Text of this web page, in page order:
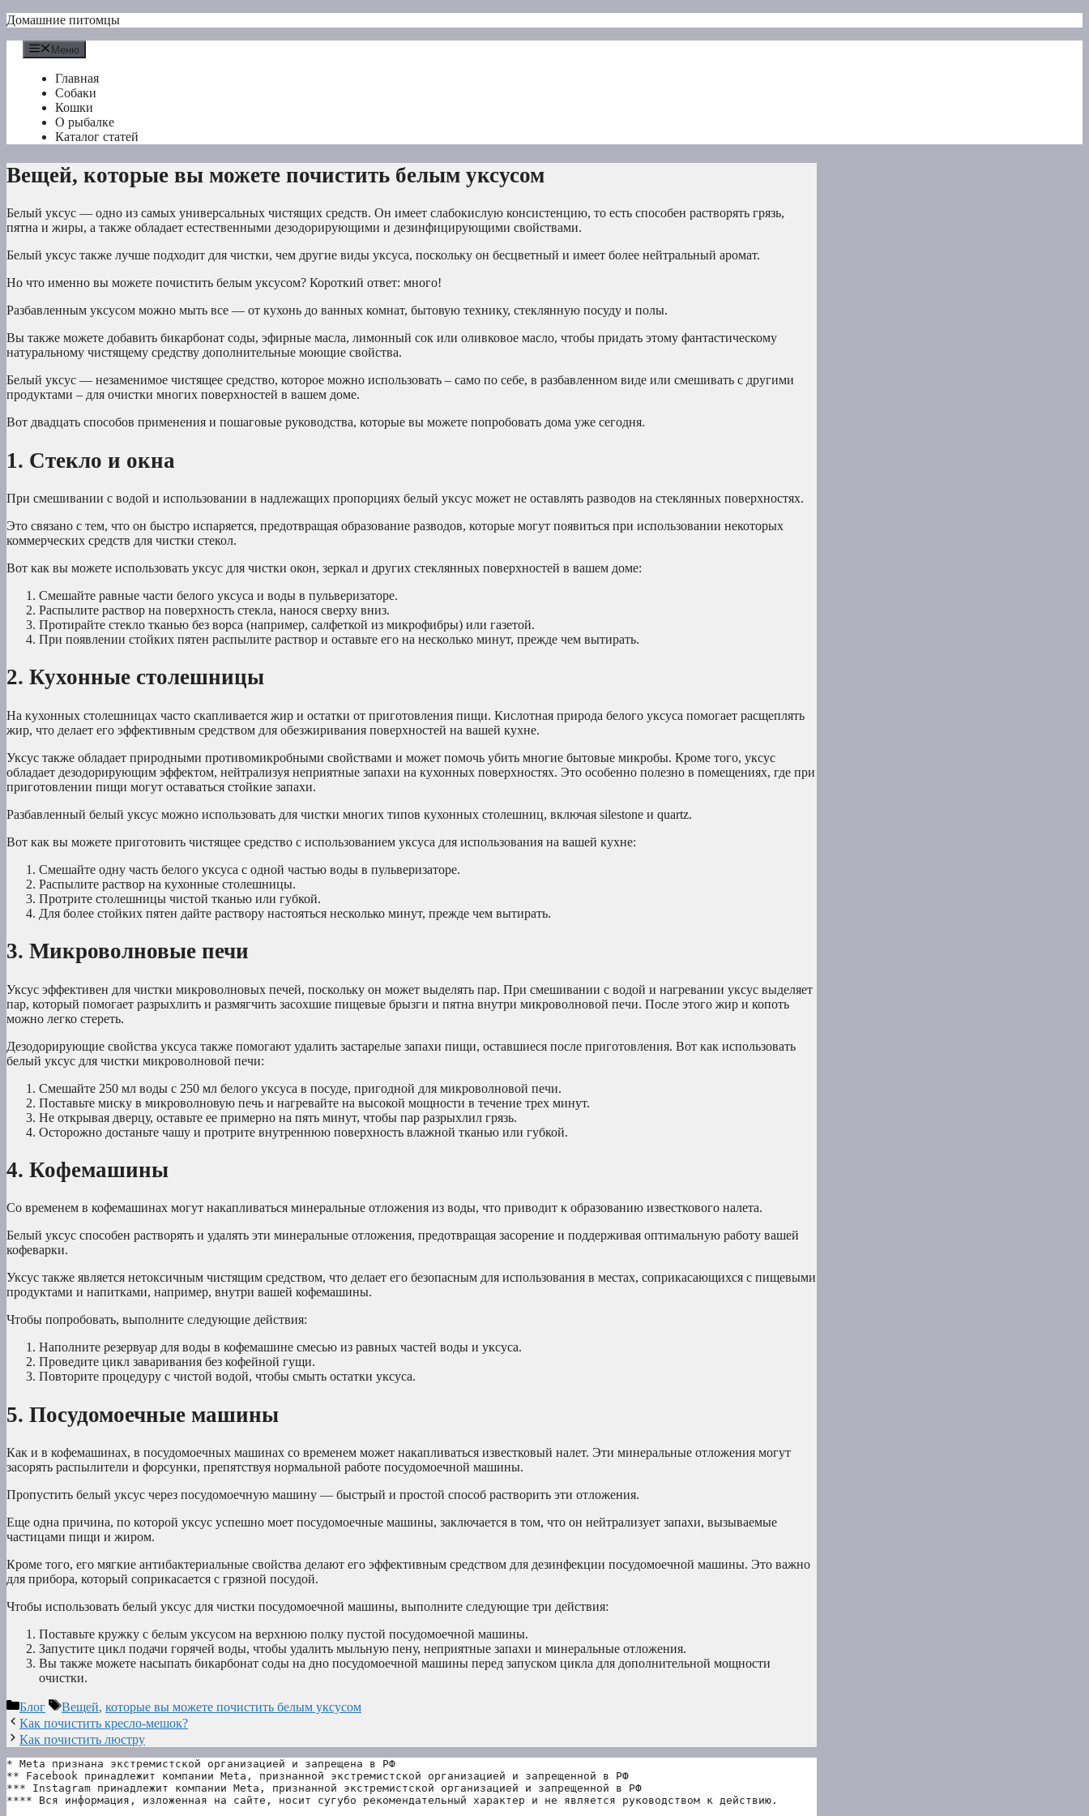
Перейти
содержимому
Домашние питомцы
Меню
Главная
Собаки
Кошки
О рыбалке
Каталог статей
Вещей, которые вы можете почистить белым уксусом
Белый уксус — одно из самых универсальных чистящих средств. Он имеет слабокислую консистенцию, то есть способен растворять грязь,
пятна и жиры, а также обладает естественными дезодорирующими и дезинфицирующими свойствами.
Белый уксус также лучше подходит для чистки, чем другие виды уксуса, поскольку он бесцветный и имеет более нейтральный аромат.
Но что именно вы можете почистить белым уксусом? Короткий ответ: много!
Разбавленным уксусом можно мыть все — от кухонь до ванных комнат, бытовую технику, стеклянную посуду и полы.
Вы также можете добавить бикарбонат соды, эфирные масла, лимонный сок или оливковое масло, чтобы придать этому фантастическому
натуральному чистящему средству дополнительные моющие свойства.
Белый уксус — незаменимое чистящее средство, которое можно использовать – само по себе, в разбавленном виде или смешивать с другими
продуктами – для очистки многих поверхностей в вашем доме.
Вот двадцать способов применения и пошаговые руководства, которые вы можете попробовать дома уже сегодня.
1. Стекло и окна
При смешивании с водой и использовании в надлежащих пропорциях белый уксус может не оставлять разводов на стеклянных поверхностях.
Это связано с тем, что он быстро испаряется, предотвращая образование разводов, которые могут появиться при использовании некоторых
коммерческих средств для чистки стекол.
Вот как вы можете использовать уксус для чистки окон, зеркал и других стеклянных поверхностей в вашем доме:
Смешайте равные части белого уксуса и воды в пульверизаторе.
Распылите раствор на поверхность стекла, нанося сверху вниз.
Протирайте стекло тканью без ворса (например, салфеткой из микрофибры) или газетой.
При появлении стойких пятен распылите раствор и оставьте его на несколько минут, прежде чем вытирать.
2. Кухонные столешницы
На кухонных столешницах часто скапливается жир и остатки от приготовления пищи. Кислотная природа белого уксуса помогает расщеплять
жир, что делает его эффективным средством для обезжиривания поверхностей на вашей кухне.
Уксус также обладает природными противомикробными свойствами и может помочь убить многие бытовые микробы. Кроме того, уксус
обладает дезодорирующим эффектом, нейтрализуя неприятные запахи на кухонных поверхностях. Это особенно полезно в помещениях, где при
приготовлении пищи могут оставаться стойкие запахи.
Разбавленный белый уксус можно использовать для чистки многих типов кухонных столешниц, включая silestone и quartz.
Вот как вы можете приготовить чистящее средство с использованием уксуса для использования на вашей кухне:
Смешайте одну часть белого уксуса с одной частью воды в пульверизаторе.
Распылите раствор на кухонные столешницы.
Протрите столешницы чистой тканью или губкой.
Для более стойких пятен дайте раствору настояться несколько минут, прежде чем вытирать.
3. Микроволновые печи
Уксус эффективен для чистки микроволновых печей, поскольку он может выделять пар. При смешивании с водой и нагревании уксус выделяет
пар, который помогает разрыхлить и размягчить засохшие пищевые брызги и пятна внутри микроволновой печи. После этого жир и копоть
можно легко стереть.
Дезодорирующие свойства уксуса также помогают удалить застарелые запахи пищи, оставшиеся после приготовления. Вот как использовать
белый уксус для чистки микроволновой печи:
Смешайте 250 мл воды с 250 мл белого уксуса в посуде, пригодной для микроволновой печи.
Поставьте миску в микроволновую печь и нагревайте на высокой мощности в течение трех минут.
Не открывая дверцу, оставьте ее примерно на пять минут, чтобы пар разрыхлил грязь.
Осторожно достаньте чашу и протрите внутреннюю поверхность влажной тканью или губкой.
4. Кофемашины
Со временем в кофемашинах могут накапливаться минеральные отложения из воды, что приводит к образованию известкового налета.
Белый уксус способен растворять и удалять эти минеральные отложения, предотвращая засорение и поддерживая оптимальную работу вашей
кофеварки.
Уксус также является нетоксичным чистящим средством, что делает его безопасным для использования в местах, соприкасающихся с пищевыми
продуктами и напитками, например, внутри вашей кофемашины.
Чтобы попробовать, выполните следующие действия:
Наполните резервуар для воды в кофемашине смесью из равных частей воды и уксуса.
Проведите цикл заваривания без кофейной гущи.
Повторите процедуру с чистой водой, чтобы смыть остатки уксуса.
5. Посудомоечные машины
Как и в кофемашинах, в посудомоечных машинах со временем может накапливаться известковый налет. Эти минеральные отложения могут
засорять распылители и форсунки, препятствуя нормальной работе посудомоечной машины.
Пропустить белый уксус через посудомоечную машину — быстрый и простой способ растворить эти отложения.
Еще одна причина, по которой уксус успешно моет посудомоечные машины, заключается в том, что он нейтрализует запахи, вызываемые
частицами пищи и жиром.
Кроме того, его мягкие антибактериальные свойства делают его эффективным средством для дезинфекции посудомоечной машины. Это важно
для прибора, который соприкасается с грязной посудой.
Чтобы использовать белый уксус для чистки посудомоечной машины, выполните следующие три действия:
Поставьте кружку с белым уксусом на верхнюю полку пустой посудомоечной машины.
Запустите цикл подачи горячей воды, чтобы удалить мыльную пену, неприятные запахи и минеральные отложения.
Вы также можете насыпать бикарбонат соды на дно посудомоечной машины перед запуском цикла для дополнительной мощности
очистки.
Рубрики
Блог Метки
Вещей, которые вы можете почистить белым уксусом
Как почистить кресло-мешок?
Как почистить люстру
* Meta признана экстремистской организацией и запрещена в РФ
** Facebook принадлежит компании Meta, признанной экстремистской организацией и запрещенной в РФ
*** Instagram принадлежит компании Meta, признанной экстремистской организацией и запрещенной в РФ
**** Вся информация, изложенная на сайте, носит сугубо рекомендательный характер и не является руководством к действию.